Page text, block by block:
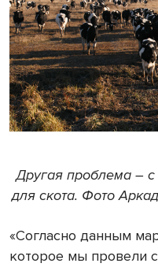
Другая проблема –
для скота. Фото
«Согласно данным
которое мы провели